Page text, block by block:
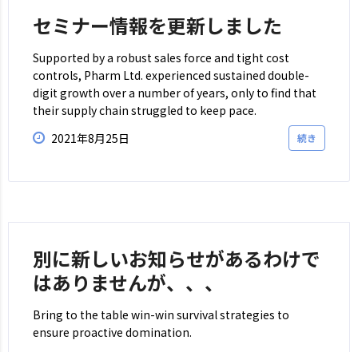
セミナー情報を更新しました
Supported by a robust sales force and tight cost
controls, Pharm Ltd. experienced sustained double-
digit growth over a number of years, only to find that
their supply chain struggled to keep pace.
2021年8月25日
続き
別に新しいお知らせがあるわけで
はありませんが、、、
Bring to the table win-win survival strategies to
ensure proactive domination.